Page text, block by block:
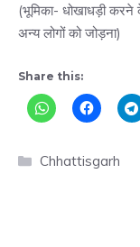
(भूमिका- धोखाधड़ी करने
अन्य लोगों को जोड़ना)
Share this:
Categories
Chhattisgarh